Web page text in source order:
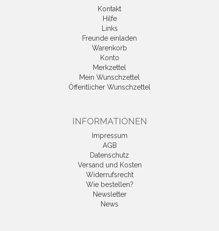
Kontakt
Hilfe
Links
Freunde einladen
Warenkorb
Konto
Merkzettel
Mein Wunschzettel
Öffentlicher Wunschzettel
INFORMATIONEN
Impressum
AGB
Datenschutz
Versand und Kosten
Widerrufsrecht
Wie bestellen?
Newsletter
News